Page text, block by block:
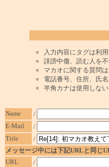
入力内容にタグは利用
誹謗中傷、読む人を
マカオに関する質問
電話番号、住所、氏
半角カナは使用しな
Name
/
E-Mail
/
Title
/
メッセージ中には下記URLと同じ
URL
/